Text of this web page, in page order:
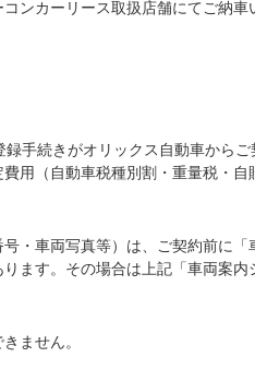
ンカーリース取扱店舗にてご納車
手続きがオリックス自動車から
用（自動車税種別割・重量税・
・車両写真等）は、ご契約前に
ます。その場合は上記「車両案
ません。